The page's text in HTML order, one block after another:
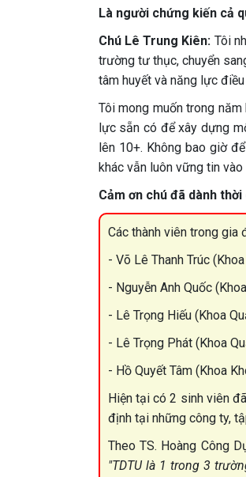
Là người chứng kiến cả
Chú Lê Trung Kiên: Tôi
trường tư thục, chuyển
tâm huyết và năng lực
Tôi mong muốn trong
lực sẵn có để xây dựng
lên 10+. Không bao giờ
khác vẫn luôn vững tin
Cảm ơn chú đã dành
Các thành viên trong gia
- Võ Lê Thanh Trúc
- Nguyễn Anh Quốc
- Lê Trọng Hiếu (Khoa
- Lê Trọng Phát (Khoa
- Hồ Quyết Tâm (Khoa
Hiện tại có 2 sinh viên
định tại những công ty,
Theo TS. Hoàng Công
"TDTU là 1 trong 3